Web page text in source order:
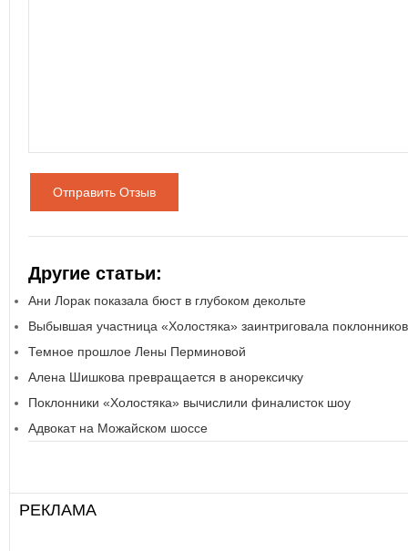
Отправить Отзыв
Другие статьи:
Ани Лорак показала бюст в глубоком декольте
Выбывшая участница «Холостяка» заинтриговала
Темное прошлое Лены Перминовой
Алена Шишкова превращается в анорексичку
Поклонники «Холостяка» вычислили финалисток шоу
Адвокат на Можайском шоссе
РЕКЛАМА